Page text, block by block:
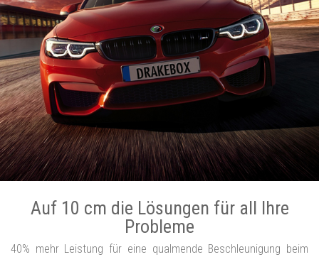
Auf 10 cm die Lösungen für all Ihre
Probleme
40% mehr Leistung für eine qualmende Beschleunigung beim